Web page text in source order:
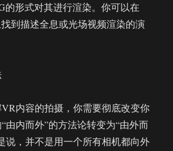
的形式对其进行渲染。你可以在
到描述全息或光场视频渲染的演
内容的拍摄，你需要彻底改变你
由内而外”的方法论转变为“由外而
说，并不是用一个所有相机都向外